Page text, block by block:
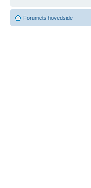
Forumets hovedside